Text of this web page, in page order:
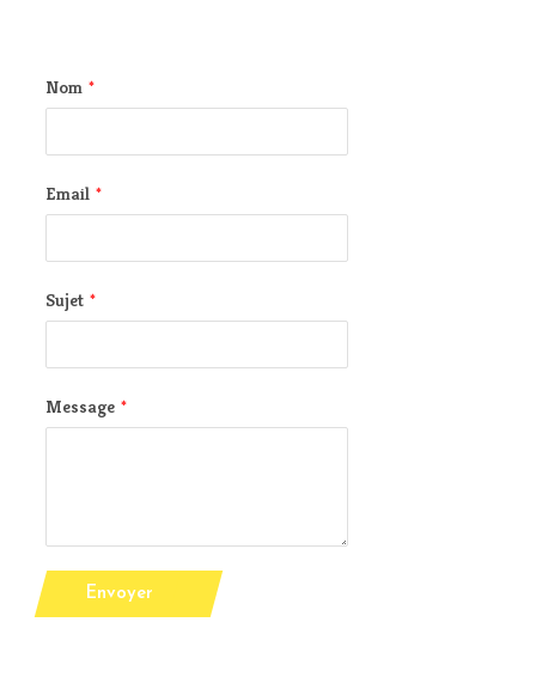
Nom *
Email *
Sujet *
Message *
Envoyer